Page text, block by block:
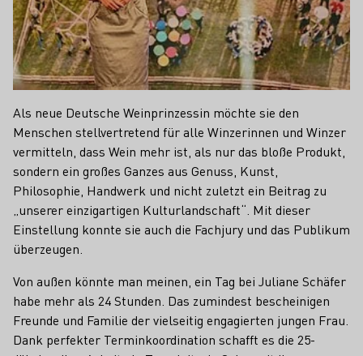
Als neue Deutsche Weinprinzessin möchte sie den
Menschen stellvertretend für alle Winzerinnen und Winzer
vermitteln, dass Wein mehr ist, als nur das bloße Produkt,
sondern ein großes Ganzes aus Genuss, Kunst,
Philosophie, Handwerk und nicht zuletzt ein Beitrag zu
„unserer einzigartigen Kulturlandschaft“. Mit dieser
Einstellung konnte sie auch die Fachjury und das Publikum
überzeugen.
Von außen könnte man meinen, ein Tag bei Juliane Schäfer
habe mehr als 24 Stunden. Das zumindest bescheinigen
Freunde und Familie der vielseitig engagierten jungen Frau.
Dank perfekter Terminkoordination schafft es die 25-